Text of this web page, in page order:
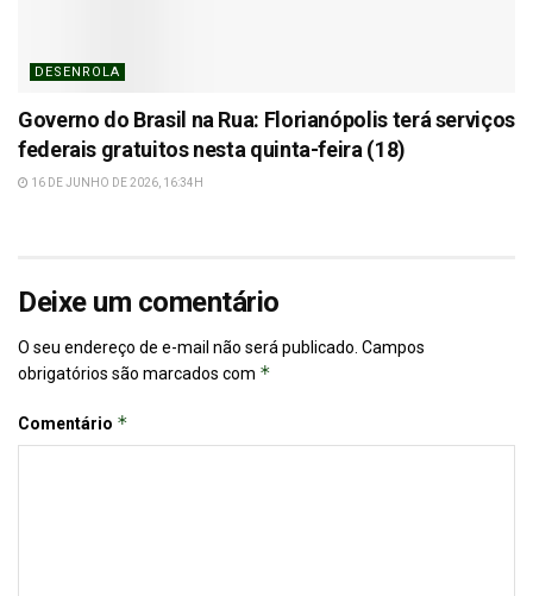
DESENROLA
Governo do Brasil na Rua: Florianópolis terá serviços
federais gratuitos nesta quinta-feira (18)
16 DE JUNHO DE 2026, 16:34H
Deixe um comentário
O seu endereço de e-mail não será publicado. Campos
obrigatórios são marcados com *
Comentário *